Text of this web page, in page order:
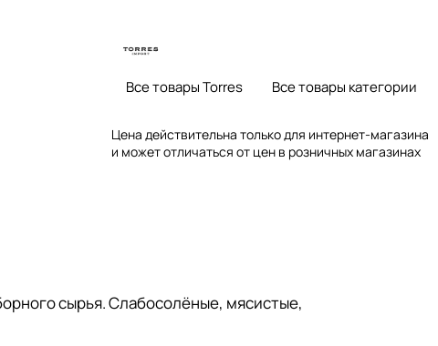
Все товары Torres Все товары категории
Цена действительна только для интернет-магазина
и может отличаться от цен в розничных магазинах
сырья. Слабосолёные, мясистые,